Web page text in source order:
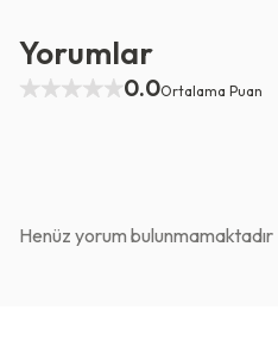
Yorumlar
0.0Ortalama Puan
Henüz yorum bulunmamaktadır